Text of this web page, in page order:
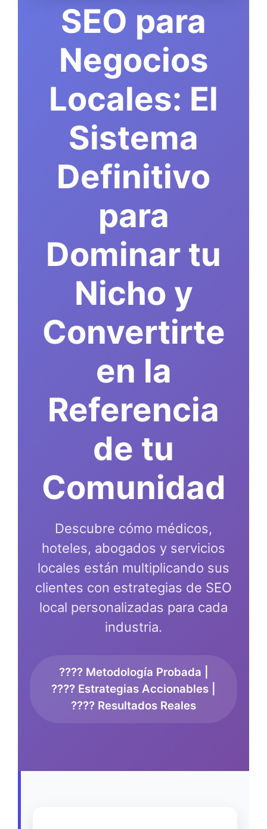
SEO para
Negocios
Locales: El
Sistema
Definitivo
para
Dominar tu
Nicho y
Convertirte
en la
Referencia
de tu
Comunidad
Descubre cómo médicos,
hoteles, abogados y servicios
locales están multiplicando sus
clientes con estrategias de SEO
local personalizadas para cada
industria.
???? Metodología Probada |
???? Estrategias Accionables |
???? Resultados Reales